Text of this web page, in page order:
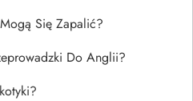
Się Zapalić?
Do Anglii?